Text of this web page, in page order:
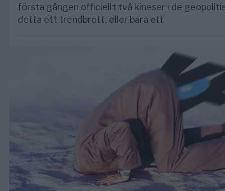
första gången officiellt två kineser i de
detta ett trendbrott, eller bara ett